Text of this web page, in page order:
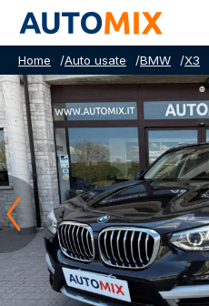
Home /Auto usate /BMW /X3